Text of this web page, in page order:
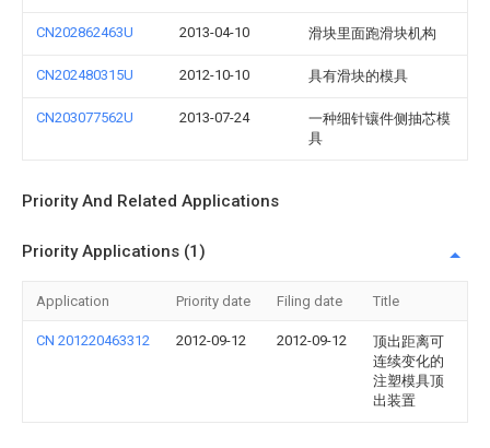
CN202862463U 2013-04-10 滑块里面跑滑块机构
CN202480315U 2012-10-10 具有滑块的模具
CN203077562U 2013-07-24
一种细针镶件侧抽芯模
具
Priority And Related Applications
Priority Applications (1)
Application Priority date Filing date Title
CN 201220463312 2012-09-12 2012-09-12
顶出距离可
连续变化的
注塑模具顶
出装置